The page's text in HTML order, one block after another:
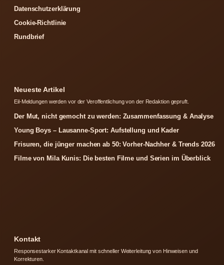
Datenschutzerklärung
Cookie-Richtlinie
Rundbrief
Neueste Artikel
Eil-Meldungen werden vor der Veroffentlichung von der Redaktion gepruft.
Der Mut, nicht gemocht zu werden: Zusammenfassung & Analyse
Young Boys – Lausanne-Sport: Aufstellung und Kader
Frisuren, die jünger machen ab 50: Vorher-Nachher & Trends 2026
Filme von Mila Kunis: Die besten Filme und Serien im Überblick
Kontakt
Responsestarker Kontaktkanal mit schneller Weiterleitung von Hinweisen und
Korrekturen.